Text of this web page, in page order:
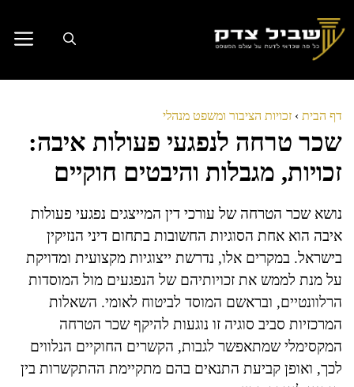
לתוכן
דף הבית › זכויות הציבור ומשפט מנהלי
שכר טרחה לנפגעי פעולות איבה:
זכויות, מגבלות והיבטים חוקיים
נושא שכר הטרחה של עורכי דין המייצגים נפגעי פעולות
איבה הוא אחת הסוגיות החשובות בתחום דיני הנזיקין
בישראל. במקרים אלו, נדרשת ייצוגיות מקצועית ומדויקת
על מנת לממש את זכויותיהם של הנפגעים מול המוסדות
הרלוונטיים, ובראשם המוסד לביטוח לאומי. השאלות
המרכזיות סביב סוגיה זו נוגעות להיקף שכר הטרחה
המקסימלי שמתאפשר לגבות, הקשרים החוקיים הנלווים
לכך, ואופן קביעת התנאים בהם מתקיימת ההתקשרות בין